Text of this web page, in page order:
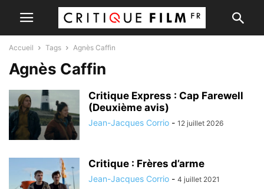
Accueil Tags Agnès Caffin
Agnès Caffin
Critique Express : Cap Farewell
(Deuxième avis)
Jean-Jacques Corrio - 12 juillet 2026
Critique : Frères d’arme
Jean-Jacques Corrio - 4 juillet 2021